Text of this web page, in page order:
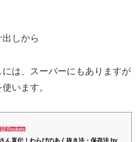
しから
は、スーパーにもありますが
使います。
12 Pockets